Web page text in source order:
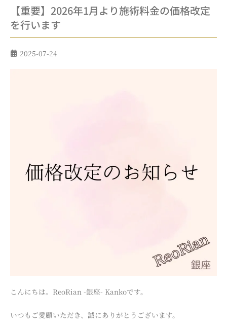
【重要】2026年1月より施術料金の価格改定
を行います
2025-07-24
こんにちは。ReoRian -銀座- Kankoです。
いつもご愛顧いただき、誠にありがとうございます。